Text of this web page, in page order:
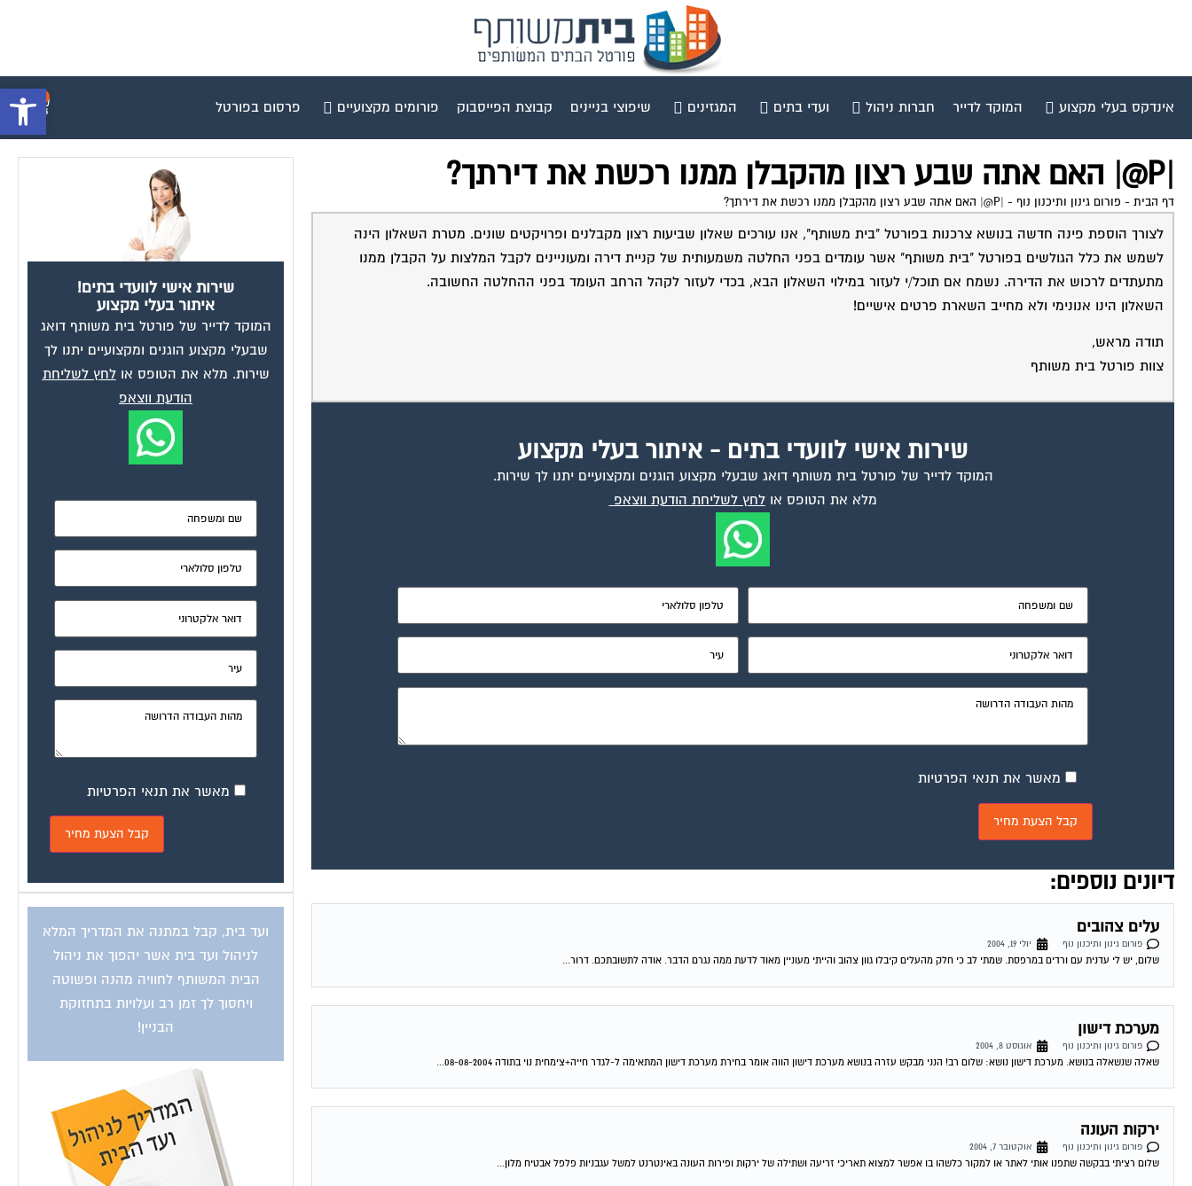
פתח אינדקס בעלי מקצוע המוקד לדייר חברות ניהול ועדי בתים המגזינים שיפוצי בניינים קבוצת הפייסבוק פורומים מקצועיים פרסום בפורטל
דף הבית - פורום גינון ותיכנון נוף -
לצורך הוספת פינה חדשה בנושא צרכנות בפורטל "בית משותף", אנו עורכים שאלון שביעות רצון מקבלנים ופרויקטים שונים. מטרת השאלון הינה
לשמש את כלל הגולשים בפורטל "בית משותף" אשר עומדים בפני החלטה משמעותית של קניית דירה ומעוניינים לקבל המלצות על הקבלן ממנו
מתעתדים לרכוש את הדירה. נשמח אם תוכל/י לעזור במילוי השאלון הבא, בכדי לעזור לקהל הרחב העומד בפני ההחלטה החשובה.
השאלון הינו אנונימי ולא מחייב השארת פרטים אישיים!
תודה מראש,
צוות פורטל בית משותף
שירות אישי לוועדי בתים - איתור בעלי מקצוע
המוקד לדייר של פורטל בית משותף דואג שבעלי מקצוע הוגנים ומקצועיים יתנו לך שירות.
מלא את הטופס אולחץ לשליחת הודעת ווצאפ
מאשר את תנאי הפרטיות
דיונים נוספים:
עלים צהובים
פורום גינון ותיכנון נוף
יולי 19, 2004
שלום, יש לי עדנית עם ורדים במרפסת. שמתי לב כי חלק מהעלים קיבלו גוון צהוב והייתי מעוניין מאוד לדעת ממה נגרם הדבר. אודה לתשובתכם. דרור...
מערכת דישון
פורום גינון ותיכנון נוף
אוגוסט 8, 2004
שאלה שנשאלה בנושא. מערכת דישון נושא: שלום רב! הנני מבקש עזרה בנושא מערכת דישון הווה אומר בחירת מערכת דישון המתאימה ל-לגדר חייה+צימחית נוי בתודה 08-08-2004...
ירקות העונה
פורום גינון ותיכנון נוף
אוקטובר 7, 2004
שלום רציתי בבקשה שתפנו אותי לאתר או למקור כלשהו בו אפשר למצוא תאריכי זריעה ושתילה של ירקות ופירות העונה באינטרנט למשל עגבניות פלפל אבטיח מלון...
שירות אישי לוועדי בתים!
איתור בעלי מקצוע
המוקד לדייר של פורטל בית משותף דואג
שבעלי מקצוע הוגנים ומקצועיים יתנו לך
שירות. מלא את הטופס אולחץ לשליחת
הודעת ווצאפ
מאשר את תנאי הפרטיות
ועד בית, קבל במתנה את המדריך המלא
לניהול ועד בית אשר יהפוך את ניהול
הבית המשותף לחוויה מהנה ופשוטה
ויחסוך לך זמן רב ועלויות בתחזוקת
הבניין!